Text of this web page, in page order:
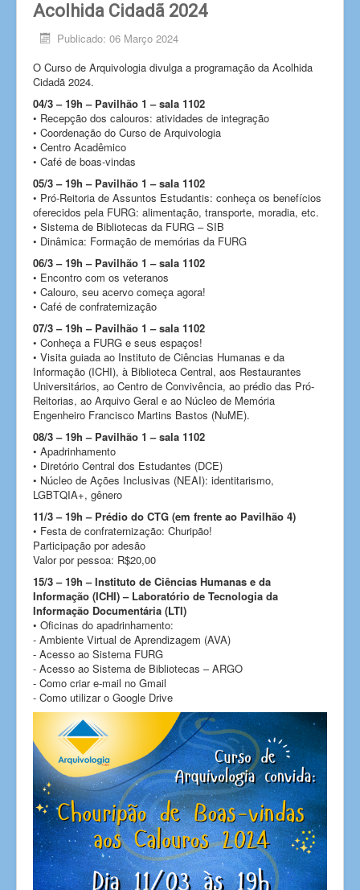
Acolhida Cidadã 2024
Publicado: 06 Março 2024
O Curso de Arquivologia divulga a programação da Acolhida
Cidadã 2024.
04/3 – 19h – Pavilhão 1 – sala 1102
• Recepção dos calouros: atividades de integração
• Coordenação do Curso de Arquivologia
• Centro Acadêmico
• Café de boas-vindas
05/3 – 19h – Pavilhão 1 – sala 1102
• Pró-Reitoria de Assuntos Estudantis: conheça os benefícios
oferecidos pela FURG: alimentação, transporte, moradia, etc.
• Sistema de Bibliotecas da FURG – SIB
• Dinâmica: Formação de memórias da FURG
06/3 – 19h – Pavilhão 1 – sala 1102
• Encontro com os veteranos
• Calouro, seu acervo começa agora!
• Café de confraternização
07/3 – 19h – Pavilhão 1 – sala 1102
• Conheça a FURG e seus espaços!
• Visita guiada ao Instituto de Ciências Humanas e da
Informação (ICHI), à Biblioteca Central, aos Restaurantes
Universitários, ao Centro de Convivência, ao prédio das Pró-
Reitorias, ao Arquivo Geral e ao Núcleo de Memória
Engenheiro Francisco Martins Bastos (NuME).
08/3 – 19h – Pavilhão 1 – sala 1102
• Apadrinhamento
• Diretório Central dos Estudantes (DCE)
• Núcleo de Ações Inclusivas (NEAI): identitarismo,
LGBTQIA+, gênero
11/3 – 19h – Prédio do CTG (em frente ao Pavilhão 4)
• Festa de confraternização: Churipão!
Participação por adesão
Valor por pessoa: R$20,00
15/3 – 19h – Instituto de Ciências Humanas e da
Informação (ICHI) – Laboratório de Tecnologia da
Informação Documentária (LTI)
• Oficinas do apadrinhamento:
- Ambiente Virtual de Aprendizagem (AVA)
- Acesso ao Sistema FURG
- Acesso ao Sistema de Bibliotecas – ARGO
- Como criar e-mail no Gmail
- Como utilizar o Google Drive